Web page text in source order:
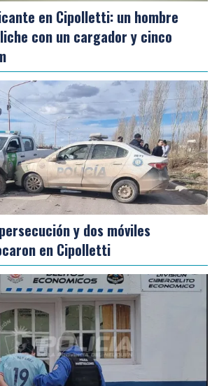
en Cipolletti: un hombre
con un cargador y cinco
y dos móviles
en Cipolletti